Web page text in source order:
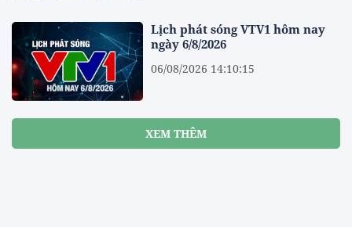
Lịch phát sóng VTV1 hôm nay
ngày 6/8/2026
06/08/2026 14:10:15
XEM THÊM